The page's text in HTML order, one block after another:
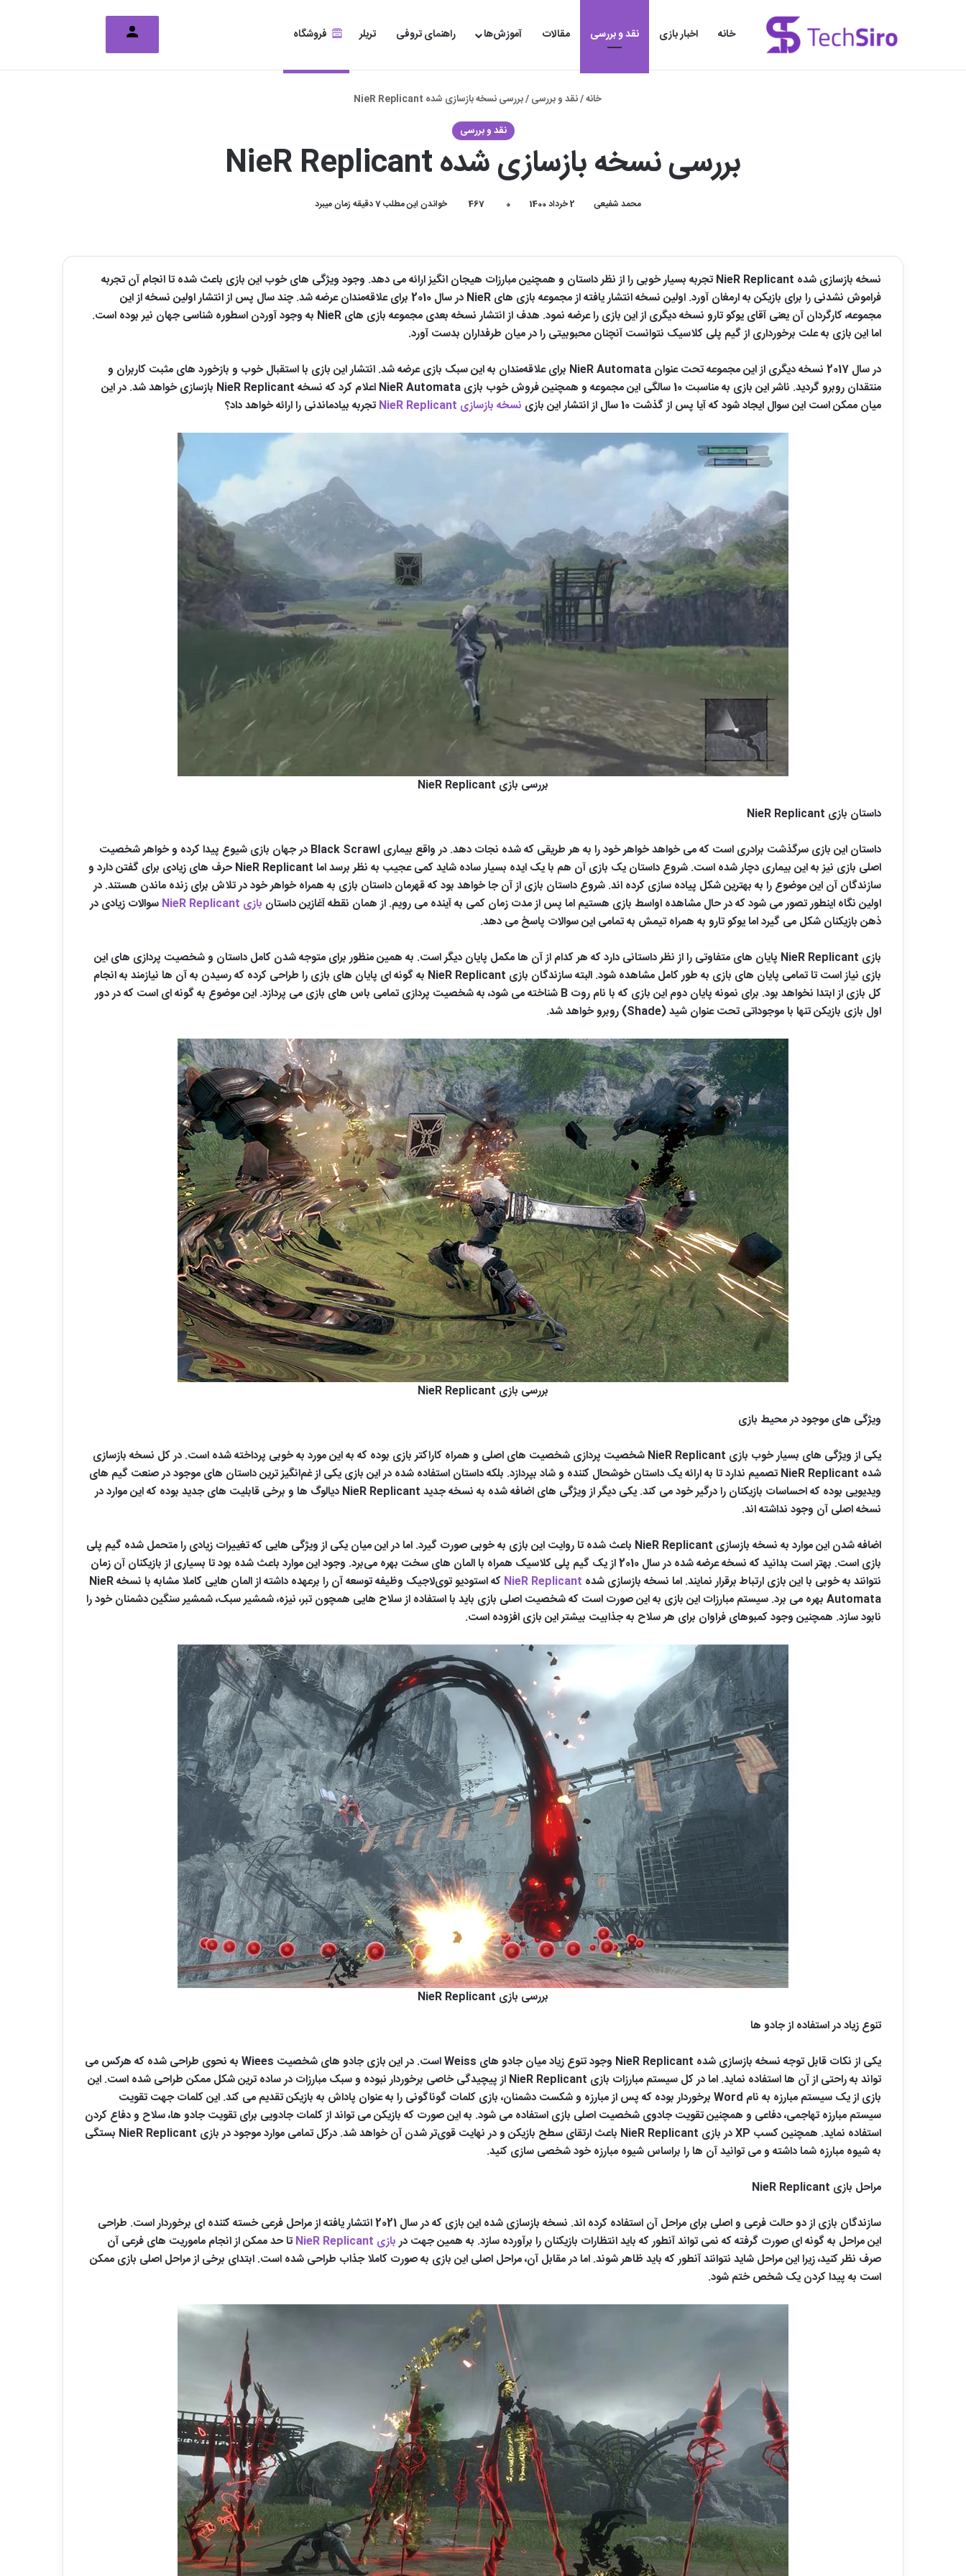
خانه اخبار بازی نقد و بررسی مقالات آموزش‌ها راهنمای تروفی تریلر فروشگاه
خانه/نقد و بررسی /بررسی نسخه بازسازی شده NieR Replicant
نقد و بررسی
بررسی نسخه بازسازی شده NieR Replicant
محمد شفیعی 2 خرداد 1400 0
467 خواندن این مطلب 7 دقیقه زمان میبرد
نسخه بازسازی شده NieR Replicant تجربه بسیار خوبی را از نظر داستان و همچنین مبارزات هیجان انگیز ارائه می دهد. وجود ویژگی های خوب این بازی باعث شده تا انجام آن تجربه
فراموش نشدنی را برای بازیکن به ارمغان آورد. اولین نسخه انتشار یافته از مجموعه بازی های NieR در سال 2010 برای علاقه‌مندان عرضه شد. چند سال پس از انتشار اولین نسخه از این
مجموعه، کارگردان آن یعنی آقای یوکو تارو نسخه دیگری از این بازی را عرضه نمود. هدف از انتشار نسخه بعدی مجموعه بازی های NieR به وجود آوردن اسطوره شناسی جهان نیر بوده است.
اما این بازی به علت برخورداری از گیم پلی کلاسیک نتوانست آنچنان محبوبیتی را در میان طرفداران بدست آورد.
در سال 2017 نسخه دیگری از این مجموعه تحت عنوان NieR Automata برای علاقه‌مندان به این سبک بازی عرضه شد. انتشار این بازی با استقبال خوب و بازخورد های مثبت کاربران و
منتقدان روبرو گردید. ناشر این بازی به مناسبت 10 سالگی این مجموعه و همچنین فروش خوب بازی NieR Automata اعلام کرد که نسخه NieR Replicant بازسازی خواهد شد. در این
میان ممکن است این سوال ایجاد شود که آیا پس از گذشت 10 سال از انتشار این بازی
نسخه بازسازی NieR Replicant تجربه بیادماندنی را ارائه خواهد داد؟
بررسی بازی NieR Replicant
داستان بازی NieR Replicant
داستان این بازی سرگذشت برادری است که می خواهد خواهر خود را به هر طریقی که شده نجات دهد. در واقع بیماری Black Scrawl در جهان بازی شیوع پیدا کرده و خواهر شخصیت
اصلی بازی نیز به این بیماری دچار شده است. شروع داستان یک بازی آن هم با یک ایده بسیار ساده شاید کمی عجیب به نظر برسد اما NieR Replicant حرف های زیادی برای گفتن دارد و
سازندگان آن این موضوع را به بهترین شکل پیاده سازی کرده اند. شروع داستان بازی از آن جا خواهد بود که قهرمان داستان بازی به همراه خواهر خود در تلاش برای زنده ماندن هستند. در
اولین نگاه اینطور تصور می شود که در حال مشاهده اواسط بازی هستیم اما پس از مدت زمان کمی به آینده می رویم. از همان نقطه آغازین داستان بازی NieR Replicant
سوالات زیادی در
ذهن بازیکنان شکل می گیرد اما یوکو تارو به همراه تیمش به تمامی این سوالات پاسخ می دهد.
بازی NieR Replicant پایان های متفاوتی را از نظر داستانی دارد که هر کدام از آن ها مکمل پایان دیگر است. به همین منظور برای متوجه شدن کامل داستان و شخصیت پردازی های این
بازی نیاز است تا تمامی پایان های بازی به طور کامل مشاهده شود. البته سازندگان بازی NieR Replicant به گونه ای پایان های بازی را طراحی کرده که رسیدن به آن ها نیازمند به انجام
کل بازی از ابتدا نخواهد بود. برای نمونه پایان دوم این بازی که با نام روت B شناخته می شود، به شخصیت پردازی تمامی باس های بازی می پردازد. این موضوع به گونه ای است که در دور
اول بازی بازیکن تنها با موجوداتی تحت عنوان شید (Shade) روبرو خواهد شد.
بررسی بازی NieR Replicant
ویژگی های موجود در محیط بازی
یکی از ویژگی های بسیار خوب بازی NieR Replicant شخصیت پردازی‌ شخصیت های اصلی و همراه کاراکتر بازی بوده که به این مورد به خوبی پرداخته شده است. در کل نسخه بازسازی
شده NieR Replicant تصمیم ندارد تا به ارائه یک داستان خوشحال کننده و شاد بپردازد. بلکه داستان استفاده شده در این بازی یکی از غم‌انگیز ترین داستان های موجود در صنعت گیم های
ویدیویی بوده که احساسات بازیکنان را درگیر خود می کند. یکی دیگر از ویژگی های اضافه شده به نسخه جدید NieR Replicant دیالوگ ها و برخی قابلیت های جدید بوده که این موارد در
نسخه اصلی آن وجود نداشته اند.
اضافه شدن این موارد به نسخه بازسازی NieR Replicant باعث شده تا روایت این بازی به خوبی صورت گیرد. اما در این میان یکی از ویژگی هایی که تغییرات زیادی را متحمل شده گیم پلی
بازی است. بهتر است بدانید که نسخه عرضه شده در سال 2010 از یک گیم پلی کلاسیک همراه با المان های سخت بهره می‌برد. وجود این موارد باعث شده بود تا بسیاری از بازیکنان آن زمان
نتوانند به خوبی با این بازی ارتباط برقرار نمایند. اما نسخه بازسازی شده NieR Replicant
که استودیو توی‌لاجیک وظیفه توسعه آن را برعهده داشته از المان هایی کاملا مشابه با نسخه NieR
Automata بهره می برد. سیستم مبارزات این بازی به این صورت است که شخصیت اصلی بازی باید با استفاده از سلاح هایی همچون تبر، نیزه، شمشیر سبک، شمشیر سنگین دشمنان خود را
نابود سازد. همچنین وجود کمبوهای فراوان برای هر سلاح به جذابیت بیشتر این بازی افزوده است.
بررسی بازی NieR Replicant
تنوع زیاد در استفاده از جادو ها
یکی از نکات قابل توجه نسخه بازسازی شده NieR Replicant وجود تنوع زیاد میان جادو های Weiss است. در این بازی جادو های شخصیت Wiees به نحوی طراحی شده که هرکس می
تواند به راحتی از آن ها استفاده نماید. اما در کل سیستم مبارزات بازی NieR Replicant از پیچیدگی خاصی برخوردار نبوده و سبک مبارزات در ساده ترین شکل ممکن طراحی شده است. این
بازی از یک سیستم مبارزه به نام Word برخوردار بوده که پس از مبارزه و شکست دشمنان، بازی کلمات گوناگونی را به عنوان پاداش به بازیکن تقدیم می کند. این کلمات جهت تقویت
سیستم مبارزه تهاجمی، دفاعی و همچنین تقویت جادوی شخصیت اصلی بازی استفاده می شود. به این صورت که بازیکن می تواند از کلمات جادویی برای تقویت جادو ها، سلاح و دفاع کردن
استفاده نماید. همچنین کسب XP در بازی NieR Replicant باعث ارتقای سطح بازیکن و در نهایت قوی‌تر شدن آن خواهد شد. درکل تمامی موارد موجود در بازی NieR Replicant بستگی
به شیوه مبارزه شما داشته و می توانید آن ها را براساس شیوه مبارزه خود شخصی سازی کنید.
مراحل بازی NieR Replicant
سازندگان بازی از دو حالت فرعی و اصلی برای مراحل آن استفاده کرده اند. نسخه بازسازی شده این بازی که در سال 2021 انتشار یافته از مراحل فرعی خسته کننده ای برخوردار است. طراحی
این مراحل به گونه ای صورت گرفته که نمی تواند آنطور که باید انتظارات بازیکنان را برآورده سازد. به همین جهت دربازی NieR Replicant
تا حد ممکن از انجام ماموریت های فرعی آن
صرف نظر کنید، زیرا این مراحل شاید نتوانند آنطور که باید ظاهر شوند. اما در مقابل آن، مراحل اصلی این بازی به صورت کاملا جذاب طراحی شده است. ابتدای برخی از مراحل اصلی بازی ممکن
است به پیدا کردن یک شخص ختم شود.